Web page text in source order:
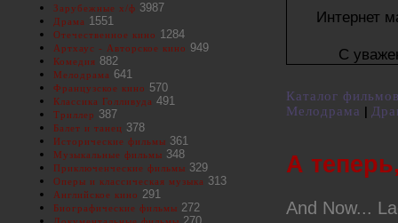
Интернет
С
Каталог
Мелодрама
А
And Now...
Зарубежные х/ф 3987
Драма 1551
Отечественное кино 1284
Артхаус - Авторское кино 949
Комедия 882
Мелодрама 641
Французское кино 570
Классика Голливуда 491
Триллер 387
Балет и танец 378
Исторические фильмы 361
Музыкальные фильмы 348
Приключенческие фильмы 329
Оперы и классическая музыка 313
Английское кино 291
Биографические фильмы 272